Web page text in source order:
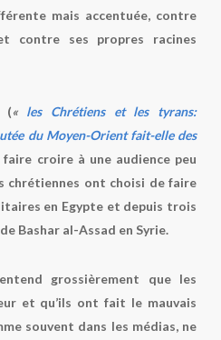
mais accentuée, contre
contre ses propres racines
(« les Chrétiens et les tyrans:
du Moyen-Orient fait-elle des
croire à une audience peu
chrétiennes ont choisi de faire
en Egypte et depuis trois
Bashar al-Assad en Syrie.
grossièrement que les
et qu’ils ont fait le mauvais
souvent dans les médias, ne